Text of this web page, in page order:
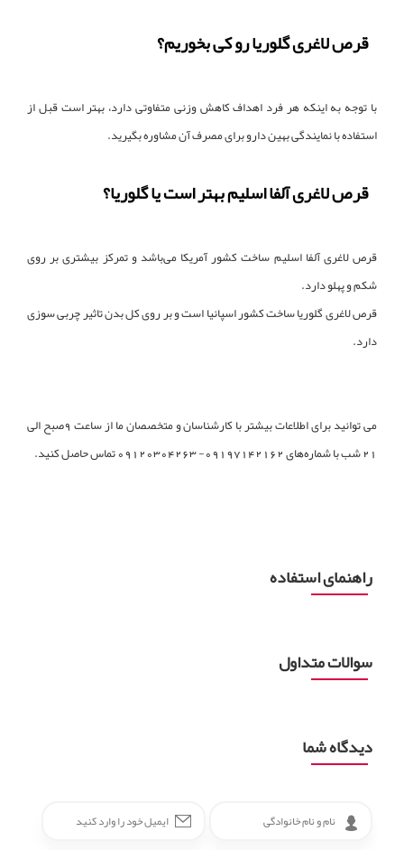
قرص لاغری گلوریا رو کی بخوریم؟
با توجه به اینکه هر فرد اهداف کاهش وزنی متفاوتی دارد، بهتر است قبل از
استفاده با نمایندگی بهین دارو برای مصرف آن مشاوره بگیرید.
قرص لاغری آلفا اسلیم بهتر است یا گلوریا؟
قرص لاغری آلفا اسلیم ساخت کشور آمریکا می‌باشد و تمرکز بیشتری بر روی
شکم و پهلو دارد.
قرص لاغری گلوریا ساخت کشور اسپانیا است و بر روی کل بدن تاثیر چربی سوزی
دارد.
می توانید برای اطلاعات بیشتر با کارشناسان و متخصصان ما از ساعت 9صبح الی
21 شب با شماره‌های 09197142162- 09120304263 تماس حاصل کنید.
راهنمای استفاده
سوالات متداول
دیدگاه شما